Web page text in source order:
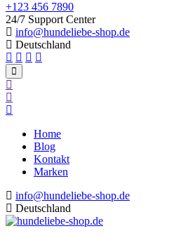
+123 456 7890
24/7 Support Center
info@hundeliebe-shop.de
Deutschland
Home
Blog
Kontakt
Marken
info@hundeliebe-shop.de
Deutschland